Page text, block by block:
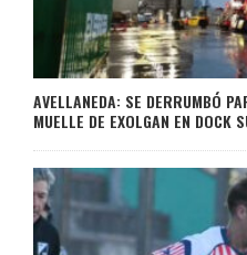
AVELLANEDA: SE DERRUMBÓ
MUELLE DE EXOLGAN EN DOCK